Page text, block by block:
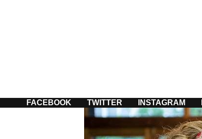
FACEBOOK TWITTER INSTAGRAM